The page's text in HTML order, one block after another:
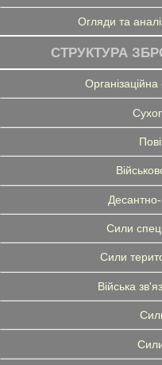
Огляди та
СТРУКТУРА
Десантно-
Сили
Сили
Війська